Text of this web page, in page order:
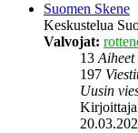
Suomen Skene
Keskustelua
Valvojat:
13Aiheet
197
Uusin
Kirjoittaja